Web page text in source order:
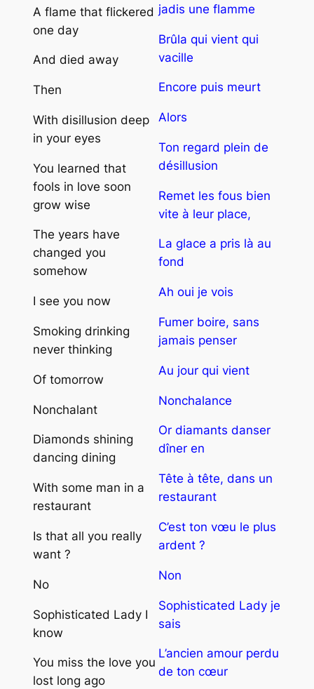
A flame that flickered
one day
And died away
Then
With disillusion deep
in your eyes
You learned that
fools in love soon
grow wise
The years have
changed you
somehow
I see you now
Smoking drinking
never thinking
Of tomorrow
Nonchalant
Diamonds shining
dancing dining
With some man in a
restaurant
Is that all you really
want ?
No
Sophisticated Lady I
know
You miss the love you
lost long ago
jadis une flamme
Brûla qui vient qui
vacille
Encore puis meurt
Alors
Ton regard plein de
désillusion
Remet les fous bien
vite à leur place,
La glace a pris là au
fond
Ah oui je vois
Fumer boire, sans
jamais penser
Au jour qui vient
Nonchalance
Or diamants danser
dîner en
Tête à tête, dans un
restaurant
C’est ton vœu le plus
ardent ?
Non
Sophisticated Lady je
sais
L’ancien amour perdu
de ton cœur